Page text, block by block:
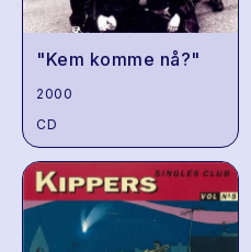
"Kem komme nå?"
2000
CD